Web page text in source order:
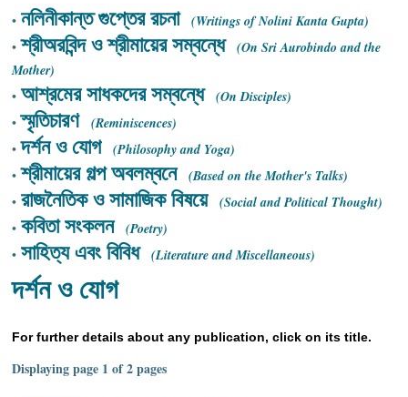
• নলিনীকান্ত গুপ্তের রচনা (Writings of Nolini Kanta Gupta)
•শ্রীঅরবিন্দ ও শ্রীমায়ের সম্বন্ধে
(On Sri Aurobindo and the
Mother)
• আশ্রমের সাধকদের সম্বন্ধে (On Disciples)
•স্মৃতিচারণ (Reminiscences)
•দর্শন ও যোগ (Philosophy and Yoga)
•শ্রীমায়ের গল্প অবলম্বনে (Based on the Mother's Talks)
• রাজনৈতিক ও সামাজিক বিষয়ে (Social and Political Thought)
• কবিতা সংকলন (Poetry)
• সাহিত্য এবং বিবিধ (Literature and Miscellaneous)
দর্শন ও যোগ
For further details about any publication, click on its title.
Displaying page 1 of 2 pages